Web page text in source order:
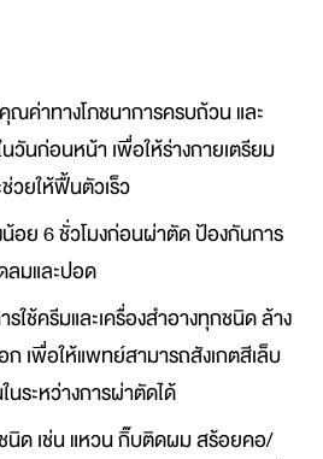
ค่าทางโภชนาการครบถ้วน และ
วันก่อนหน้า เพื่อให้ร่างกายเตรียม
ยให้ฟื้นตัวเร็ว
อย 6 ชั่วโมงก่อนผ่าตัด ป้องกันการ
ลมและปอด
ใช้ครีมและเครื่องสำอางทุกชนิด ล้าง
ก เพื่อให้แพทย์สามารถสังเกตสีเล็บ
นระหว่างการผ่าตัดได้
นิด เช่น แหวน กิ๊บติดผม สร้อยคอ/